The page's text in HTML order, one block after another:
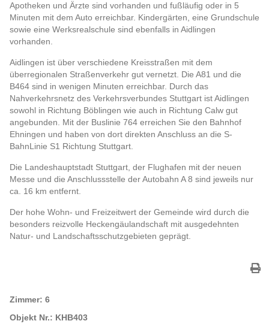
Apotheken und Ärzte sind vorhanden und fußläufig oder in 5
Minuten mit dem Auto erreichbar. Kindergärten, eine Grundschule
sowie eine Werksrealschule sind ebenfalls in Aidlingen
vorhanden.
Aidlingen ist über verschiedene Kreisstraßen mit dem
überregionalen Straßenverkehr gut vernetzt. Die A81 und die
B464 sind in wenigen Minuten erreichbar. Durch das
Nahverkehrsnetz des Verkehrsverbundes Stuttgart ist Aidlingen
sowohl in Richtung Böblingen wie auch in Richtung Calw gut
angebunden. Mit der Buslinie 764 erreichen Sie den Bahnhof
Ehningen und haben von dort direkten Anschluss an die S-
BahnLinie S1 Richtung Stuttgart.
Die Landeshauptstadt Stuttgart, der Flughafen mit der neuen
Messe und die Anschlussstelle der Autobahn A 8 sind jeweils nur
ca. 16 km entfernt.
Der hohe Wohn- und Freizeitwert der Gemeinde wird durch die
besonders reizvolle Heckengäulandschaft mit ausgedehnten
Natur- und Landschaftsschutzgebieten geprägt.
Zimmer: 6
Objekt Nr.: KHB403